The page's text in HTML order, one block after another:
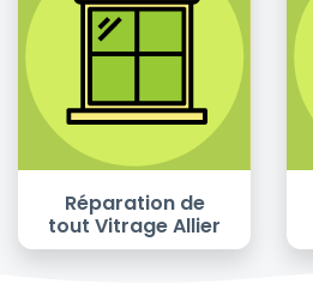
Réparation de
tout Vitrage Allier